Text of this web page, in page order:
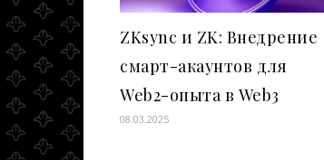
ZKsync и ZK: Внедрение
смарт-акаунтов для
Web2-опыта в Web3
08.03.2025